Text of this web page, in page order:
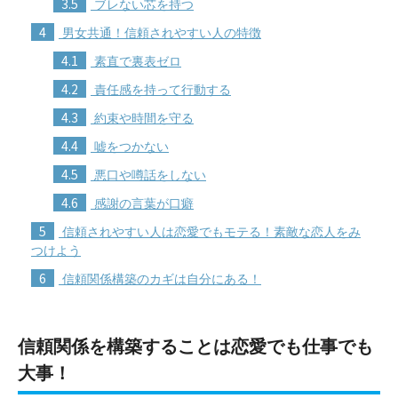
ブレない芯を持つ
4 男女共通！信頼されやすい人の特徴
4.1 素直で裏表ゼロ
4.2 責任感を持って行動する
4.3 約束や時間を守る
4.4 嘘をつかない
4.5 悪口や噂話をしない
4.6 感謝の言葉が口癖
5
信頼されやすい人は恋愛でもモテる！素敵な恋人をみ
つけよう
6 信頼関係構築のカギは自分にある！
信頼関係を構築することは恋愛でも仕事でも
大事！